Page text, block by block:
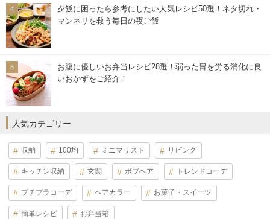
夕飯に困ったら参考にしたい人気レシピ50選！ネタ切れ・
マンネリを救う毎日の夜ご飯
お腹に優しいお弁当レシピ28選！弱った胃を労る消化に良
いおかずをご紹介！
人気カテゴリー
収納 100均 ミニマリスト リビング
キッチン収納 玄関 ボブヘア トレンドコーデ
プチプラコーデ ヘアカラー お菓子・スイーツ
簡単レシピ お弁当箱